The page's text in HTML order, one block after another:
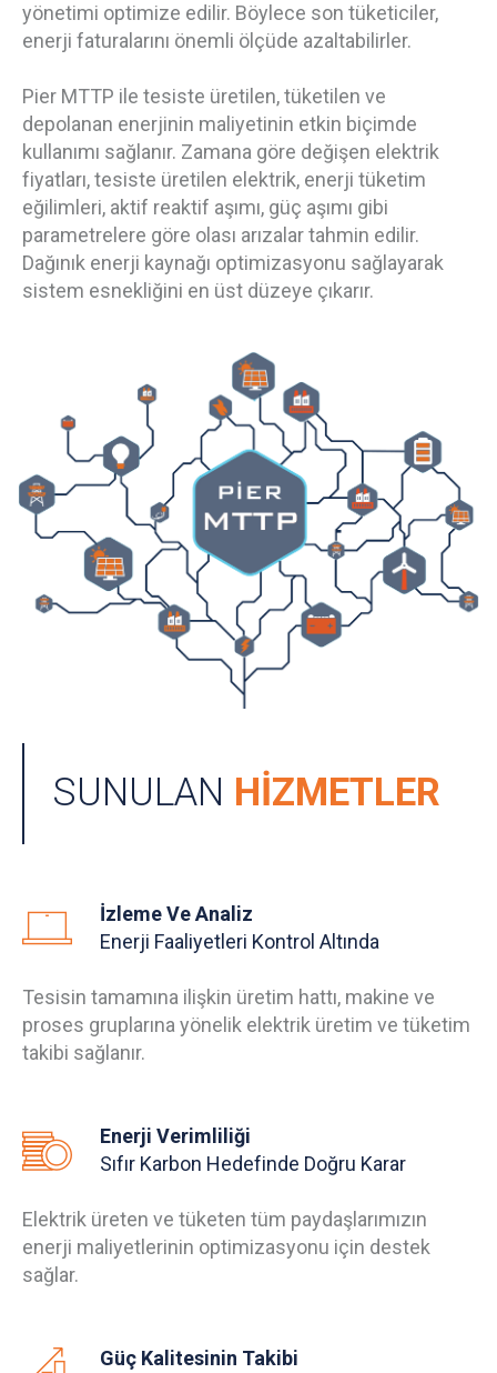
yönetimi optimize edilir. Böylece son tüketiciler,
enerji faturalarını önemli ölçüde azaltabilirler.
Pier MTTP ile tesiste üretilen, tüketilen ve
depolanan enerjinin maliyetinin etkin biçimde
kullanımı sağlanır. Zamana göre değişen elektrik
fiyatları, tesiste üretilen elektrik, enerji tüketim
eğilimleri, aktif reaktif aşımı, güç aşımı gibi
parametrelere göre olası arızalar tahmin edilir.
Dağınık enerji kaynağı optimizasyonu sağlayarak
sistem esnekliğini en üst düzeye çıkarır.
SUNULAN HİZMETLER
İzleme Ve Analiz
Enerji Faaliyetleri Kontrol Altında
Tesisin tamamına ilişkin üretim hattı, makine ve
proses gruplarına yönelik elektrik üretim ve tüketim
takibi sağlanır.
Enerji Verimliliği
Sıfır Karbon Hedefinde Doğru Karar
Elektrik üreten ve tüketen tüm paydaşlarımızın
enerji maliyetlerinin optimizasyonu için destek
sağlar.
Güç Kalitesinin Takibi